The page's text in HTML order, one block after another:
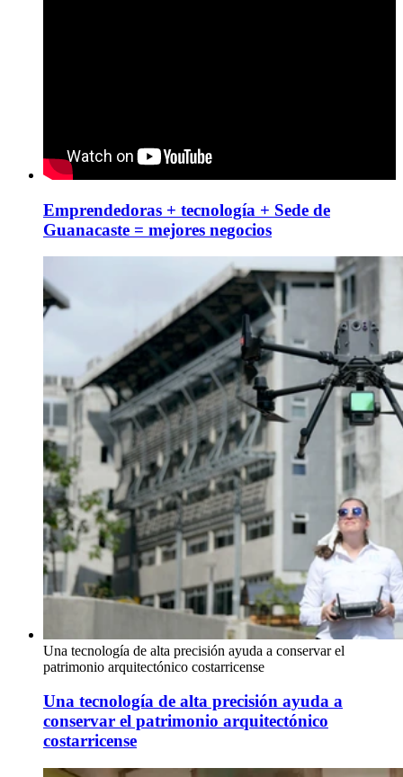
Emprendedoras + tecnología + Sede de
Guanacaste = mejores negocios
Una tecnología de alta precisión ayuda a conservar el
patrimonio arquitectónico costarricense
Una tecnología de alta precisión ayuda a
conservar el patrimonio arquitectónico
costarricense